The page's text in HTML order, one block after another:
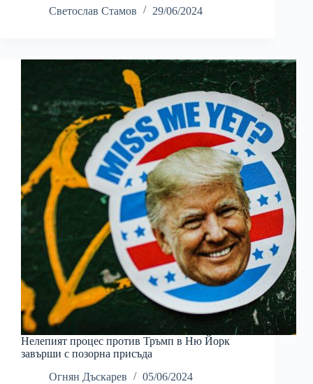
Светослав Стамов
29/06/2024
Нелепият процес против Тръмп в Ню Йорк
завърши с позорна присъда
Огнян Дъскарев
05/06/2024